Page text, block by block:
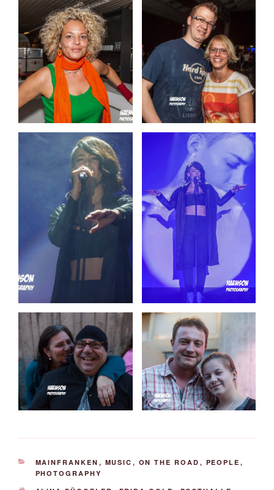
KATEGORIEN
MAINFRANKEN , MUSIC , ON THE ROAD , PEOPLE ,
PHOTOGRAPHY